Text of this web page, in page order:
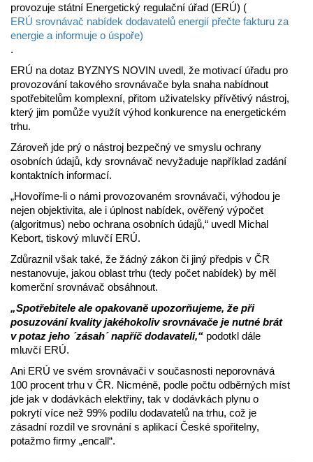
provozuje státní Energetický regulační úřad (ERÚ) (
ERÚ srovnávač nabídek dodavatelů energií přečte fakturu za
energie a informuje o úspoře)
.
ERÚ na dotaz BYZNYS NOVIN uvedl, že motivací úřadu pro
provozování takového srovnávače byla snaha nabídnout
spotřebitelům komplexní, přitom uživatelsky přívětivý nástroj,
který jim pomůže využít výhod konkurence na energetickém
trhu.
Zároveň jde prý o nástroj bezpečný ve smyslu ochrany
osobních údajů, kdy srovnávač nevyžaduje například zadání
kontaktních informací.
„Hovoříme-li o námi provozovaném srovnávači, výhodou je
nejen objektivita, ale i úplnost nabídek, ověřený výpočet
(algoritmus) nebo ochrana osobních údajů,“ uvedl Michal
Kebort, tiskový mluvčí ERÚ.
Zdůraznil však také, že žádný zákon či jiný předpis v ČR
nestanovuje, jakou oblast trhu (tedy počet nabídek) by měl
komerční srovnávač obsáhnout.
„Spotřebitele ale opakovaně upozorňujeme, že při
posuzování kvality jakéhokoliv srovnávače je nutné brát
v potaz jeho ´zásah´ napříč dodavateli,“ podotkl dále
mluvčí ERÚ.
Ani ERÚ ve svém srovnávači v současnosti neporovnává
100 procent trhu v ČR. Nicméně, podle počtu odběrných míst
jde jak v dodávkách elektřiny, tak v dodávkách plynu o
pokrytí více než 99% podílu dodavatelů na trhu, což je
zásadní rozdíl ve srovnání s aplikací České spořitelny,
potažmo firmy „encall“.